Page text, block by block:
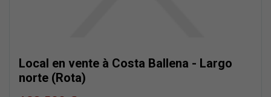
Local en vente à Costa Ballena - Largo
norte (Rota)